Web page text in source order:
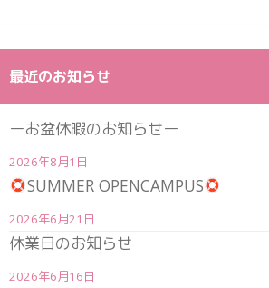
最近のお知らせ
ーお盆休暇のお知らせー
2026年8月1日
SUMMER OPENCAMPUS
2026年6月21日
休業日のお知らせ
2026年6月16日